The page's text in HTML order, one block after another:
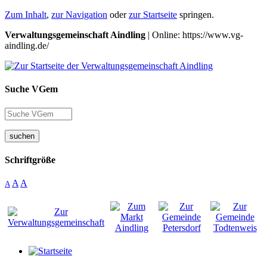
Zum Inhalt, zur Navigation oderzur Startseite springen.
Verwaltungsgemeinschaft Aindling | Online: https://www.vg-
aindling.de/
Suche VGem
suchen
Schriftgröße
A A A